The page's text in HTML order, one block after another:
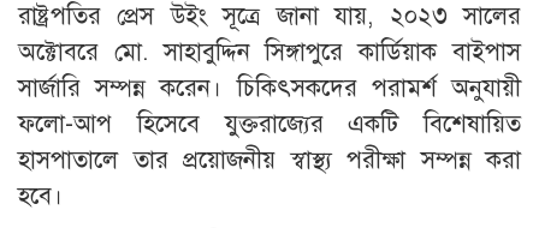
রাষ্ট্রপতির প্রেস উইং সূত্রে জানা যায়, ২০২৩ সালের
অক্টোবরে মো. সাহাবুদ্দিন সিঙ্গাপুরে কার্ডিয়াক বাইপাস
সার্জারি সম্পন্ন করেন। চিকিৎসকদের পরামর্শ অনুযায়ী
ফলো-আপ হিসেবে যুক্তরাজ্যের একটি বিশেষায়িত
হাসপাতালে তার প্রয়োজনীয় স্বাস্থ্য পরীক্ষা সম্পন্ন করা
হবে।